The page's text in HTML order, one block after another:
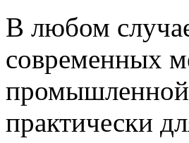
В любом
современных
промышленной
практически